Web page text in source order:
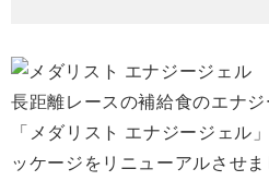
長距離レースの補給食のエナ
「メダリスト エナジージェル
ッケージをリニューアルさせま